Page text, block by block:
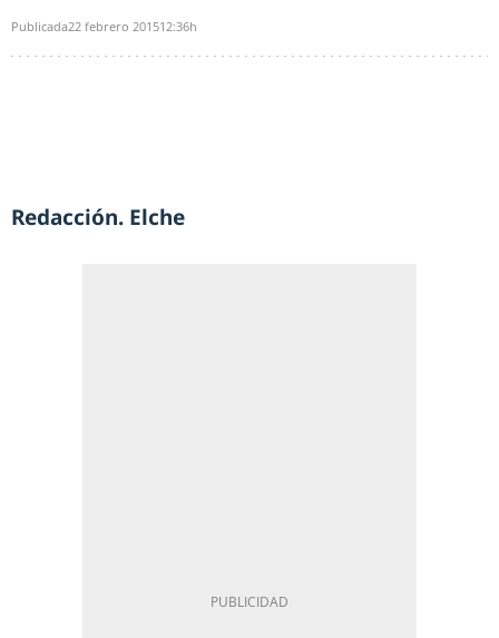
Publicada22 febrero 201512:36h
Redacción. Elche